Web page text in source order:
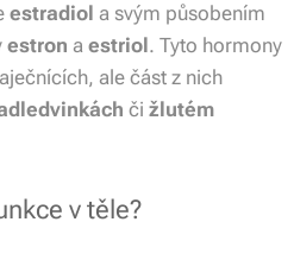
estradiol a svým působením
estron a estriol. Tyto hormony
ale část z nich
či žlutém
v těle?